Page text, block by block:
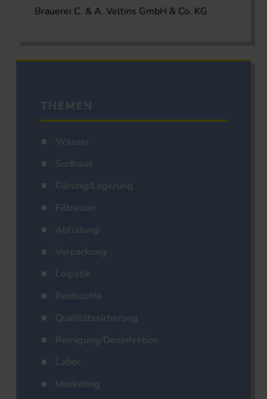
Brauerei C. & A. Veltins GmbH & Co. KG
THEMEN
Wasser
Sudhaus
Gärung/Lagerung
Filtration
Abfüllung
Verpackung
Logistik
Reststoffe
Qualitätssicherung
Reinigung/Desinfektion
Labor
Marketing